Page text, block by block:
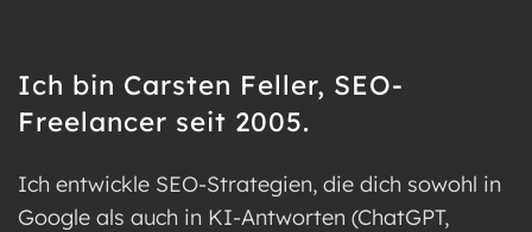
Ich bin Carsten Feller, SEO-
Freelancer seit 2005.
Ich entwickle SEO-Strategien, die dich sowohl in
Google als auch in KI-Antworten (ChatGPT,